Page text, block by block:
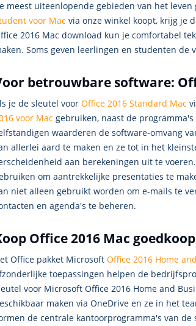
meest uiteenlopende gebieden van het
voor Mac via onze winkel koopt, krijg je
2016 Mac download kun je comfortabel
Soms geven leerlingen en studenten de
betrouwbare software:
je de sleutel voor Office 2016 Standard Mac
voor Mac gebruiken, naast de programma's
waarderen de software-omvang
allerlei aard te maken en ze tot in het
aan berekeningen uit te
om aantrekkelijke presentaties te
niet alleen gebruikt worden om e-mails te
en agenda's te beheren.
Office 2016 Mac
Office pakket Microsoft Office 2016 Home
toepassingen helpen de
voor Microsoft Office 2016 Home and
maken via OneDrive en ze in het
de centrale kantoorprogramma's van